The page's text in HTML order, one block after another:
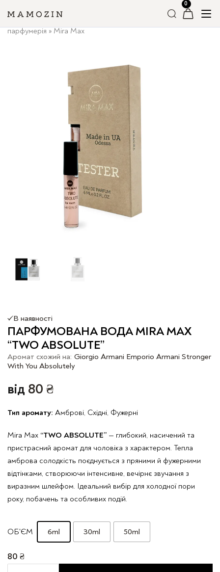
Головна » Магазин
Чоловіча
парфумерія » Mira Max
В наявності
ПАРФУМОВАНА ВОДА MIRA MAX
“TWO ABSOLUTE”
Аромат схожий на: Giorgio Armani Emporio Armani Stronger
With You Absolutely
від 80 ₴
Тип аромату: Амброві, Східні, Фужерні
Mira Max “TWO ABSOLUTE” — глибокий, насичений та
пристрасний аромат для чоловіка з характером. Тепла
амброва солодкість поєднується з пряними й фужерними
відтінками, створюючи інтенсивне, вечірнє звучання з
виразним шлейфом. Ідеальний вибір для холодної пори
року, побачень та особливих подій.
ОБ'ЄМ 6ml 30ml 50ml
80 ₴